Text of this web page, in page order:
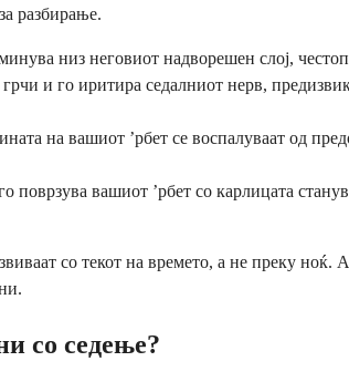
разбирање.
низ неговиот надворешен слој,
и го иритира седалниот нерв,
на вашиот ’рбет се воспалуваат од
поврзува вашиот ’рбет со карлицата
со текот на времето, а не преку
со седење?